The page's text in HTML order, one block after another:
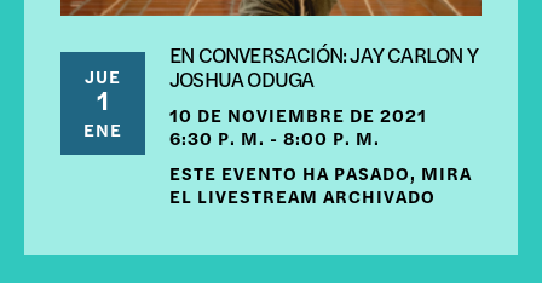
JUE
1
ENE
EN CONVERSACIÓN: JAY CARLON Y
JOSHUA ODUGA
10 DE NOVIEMBRE DE 2021
6:30 P. M. - 8:00 P. M.
ESTE EVENTO HA PASADO, MIRA
EL LIVESTREAM ARCHIVADO